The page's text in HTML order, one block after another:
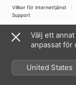
Villkor för internettjänst
Support
Välj ett
anpassat för
United States